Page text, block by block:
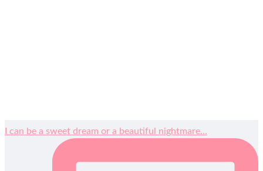
I can be a sweet dream or a beautiful nightmare…